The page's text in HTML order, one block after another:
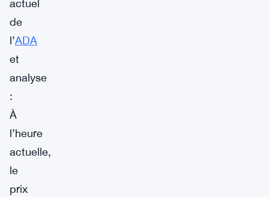
actuel
de
l’ADA
et
analyse
:
À
l’heure
actuelle,
le
prix